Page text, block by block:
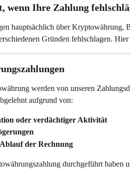
wenn Ihre Zahlung
hauptsächlich über Kryptowährung,
Gründen fehlschlagen.
werden von unseren
aufgrund von:
oder verdächtiger Aktivität
der Rechnung
durchgeführt haben